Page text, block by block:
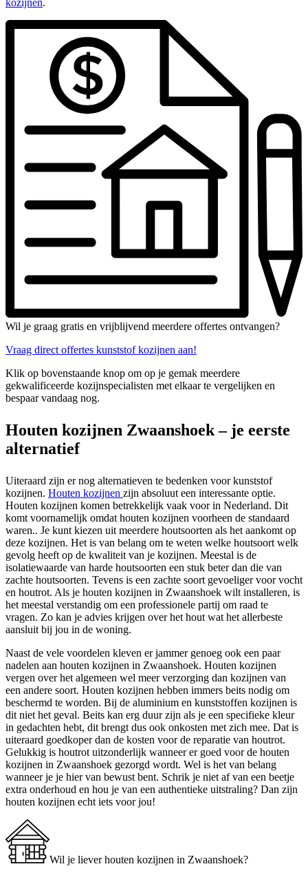
kozijnen.
Wil je graag gratis en vrijblijvend meerdere offertes ontvangen?
Vraag direct offertes kunststof kozijnen aan!
Klik op bovenstaande knop om op je gemak meerdere
gekwalificeerde kozijnspecialisten met elkaar te vergelijken en
bespaar vandaag nog.
Houten kozijnen Zwaanshoek – je eerste
alternatief
Uiteraard zijn er nog alternatieven te bedenken voor kunststof
kozijnen. Houten kozijnen zijn absoluut een interessante optie.
Houten kozijnen komen betrekkelijk vaak voor in Nederland. Dit
komt voornamelijk omdat houten kozijnen voorheen de standaard
waren.. Je kunt kiezen uit meerdere houtsoorten als het aankomt op
deze kozijnen. Het is van belang om te weten welke houtsoort welk
gevolg heeft op de kwaliteit van je kozijnen. Meestal is de
isolatiewaarde van harde houtsoorten een stuk beter dan die van
zachte houtsoorten. Tevens is een zachte soort gevoeliger voor vocht
en houtrot. Als je houten kozijnen in Zwaanshoek wilt installeren, is
het meestal verstandig om een professionele partij om raad te
vragen. Zo kan je advies krijgen over het hout wat het allerbeste
aansluit bij jou in de woning.
Naast de vele voordelen kleven er jammer genoeg ook een paar
nadelen aan houten kozijnen in Zwaanshoek. Houten kozijnen
vergen over het algemeen wel meer verzorging dan kozijnen van
een andere soort. Houten kozijnen hebben immers beits nodig om
beschermd te worden. Bij de aluminium en kunststoffen kozijnen is
dit niet het geval. Beits kan erg duur zijn als je een specifieke kleur
in gedachten hebt, dit brengt dus ook onkosten met zich mee. Dat is
uiteraard goedkoper dan de kosten voor de reparatie van houtrot.
Gelukkig is houtrot uitzonderlijk wanneer er goed voor de houten
kozijnen in Zwaanshoek gezorgd wordt. Wel is het van belang
wanneer je je hier van bewust bent. Schrik je niet af van een beetje
extra onderhoud en hou je van een authentieke uitstraling? Dan zijn
houten kozijnen echt iets voor jou!
Wil je liever houten kozijnen in Zwaanshoek?